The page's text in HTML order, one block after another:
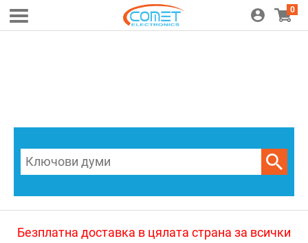
0
Безплатна доставка в цялата страна за всички